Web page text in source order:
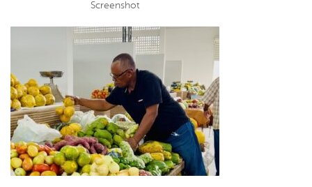
Screenshot